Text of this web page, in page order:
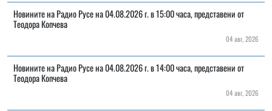
Новините на Радио Русе на 04.08.2026 г. в 15:00 часа, представени от
Теодора Копчева
04 авг, 2026
Новините на Радио Русе на 04.08.2026 г. в 14:00 часа, представени от
Теодора Копчева
04 авг, 2026